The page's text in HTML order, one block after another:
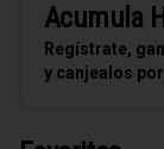
Acumula
Regístrate,
y canjealos